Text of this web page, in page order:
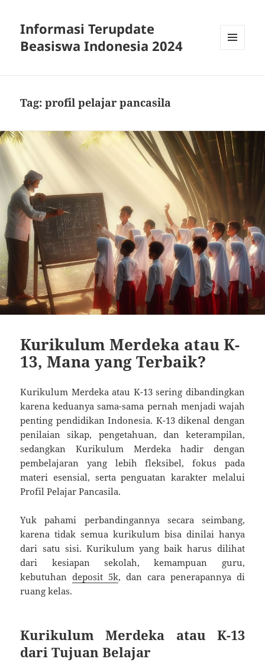
Informasi Terupdate
Beasiswa Indonesia 2024
Tag:profil pelajar pancasila
Kurikulum Merdeka atau K-
13, Mana yang Terbaik?
Kurikulum Merdeka atau K-13 sering dibandingkan
karena keduanya sama-sama pernah menjadi wajah
penting pendidikan Indonesia. K-13 dikenal dengan
penilaian sikap, pengetahuan, dan keterampilan,
sedangkan Kurikulum Merdeka hadir dengan
pembelajaran yang lebih fleksibel, fokus pada
materi esensial, serta penguatan karakter melalui
Profil Pelajar Pancasila.
Yuk pahami perbandingannya secara seimbang,
karena tidak semua kurikulum bisa dinilai hanya
dari satu sisi. Kurikulum yang baik harus dilihat
dari kesiapan sekolah, kemampuan guru,
kebutuhandeposit 5k, dan cara penerapannya di
ruang kelas.
Kurikulum Merdeka atau K-13
dari Tujuan Belajar